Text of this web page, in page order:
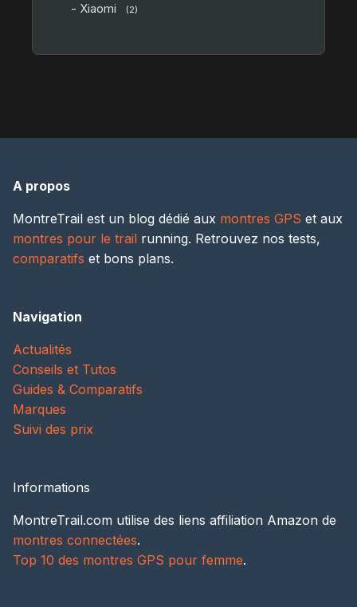
- Xiaomi (2)
A propos
MontreTrail est un blog dédié aux montres GPS et aux
montres pour le trail running. Retrouvez nos tests,
comparatifs et bons plans.
Navigation
Actualités
Conseils et Tutos
Guides & Comparatifs
Marques
Suivi des prix
Informations
MontreTrail.com utilise des liens affiliation Amazon de
montres connectées.
Top 10 des montres GPS pour femme.